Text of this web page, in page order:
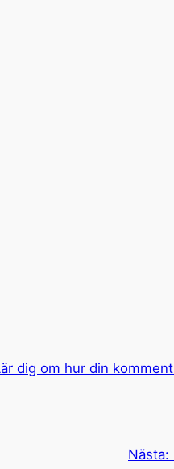
dig om hur din
Nästa: